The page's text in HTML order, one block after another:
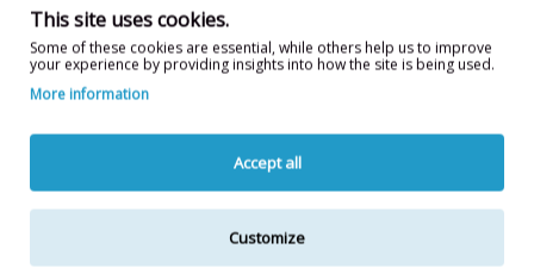
Συστατικά: DIMETHICONE, DIMETHICONOL, HYDROGENATED
ETHYLHEXYL OLIVATE, ARGANIA SPINOSA (ARGAN) KERNEL OIL,
HYDROGENATED OLIVE OIL UNSAPONIFIABLES , HELIANTHUS ANNUUS
SEED OIL, TOCOPHEROL, PARFUM, HEXYL CINNAMAL, LINALOOL,
HYDROXYHYDROCINNAMATE, TETRAMETHYL
ACETYLOCTAHYDRONAPHTHALENES, CARNOSIC ACID
50mL
This site uses cookies.
Some of these cookies are essential, while others help us to improve
your experience by providing insights into how the site is being used.
More information
Accept all
Customize